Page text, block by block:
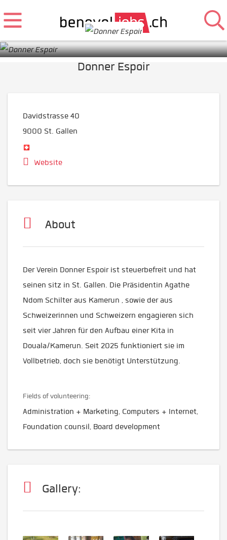
Donner Espoir
Davidstrasse 40
9000 St. Gallen
Website
About
Der Verein Donner Espoir ist steuerbefreit und hat
seinen sitz in St. Gallen. Die Präsidentin Agathe
Ndom Schilter aus Kamerun , sowie der aus
Schweizerinnen und Schweizern engagieren sich
seit vier Jahren für den Aufbau einer Kita in
Douala/Kamerun. Seit 2025 funktioniert sie im
Vollbetrieb, doch sie benötigt Unterstützung.
Fields of volunteering:
Administration + Marketing, Computers + Internet,
Foundation counsil, Board development
Gallery: